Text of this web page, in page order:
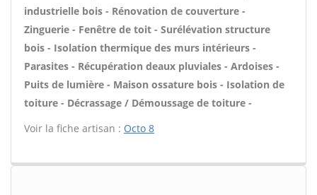
industrielle bois - Rénovation de couverture -
Zinguerie - Fenêtre de toit - Surélévation structure
bois - Isolation thermique des murs intérieurs -
Parasites - Récupération deaux pluviales - Ardoises -
Puits de lumière - Maison ossature bois - Isolation de
toiture - Décrassage / Démoussage de toiture -
Voir la fiche artisan : Octo 8